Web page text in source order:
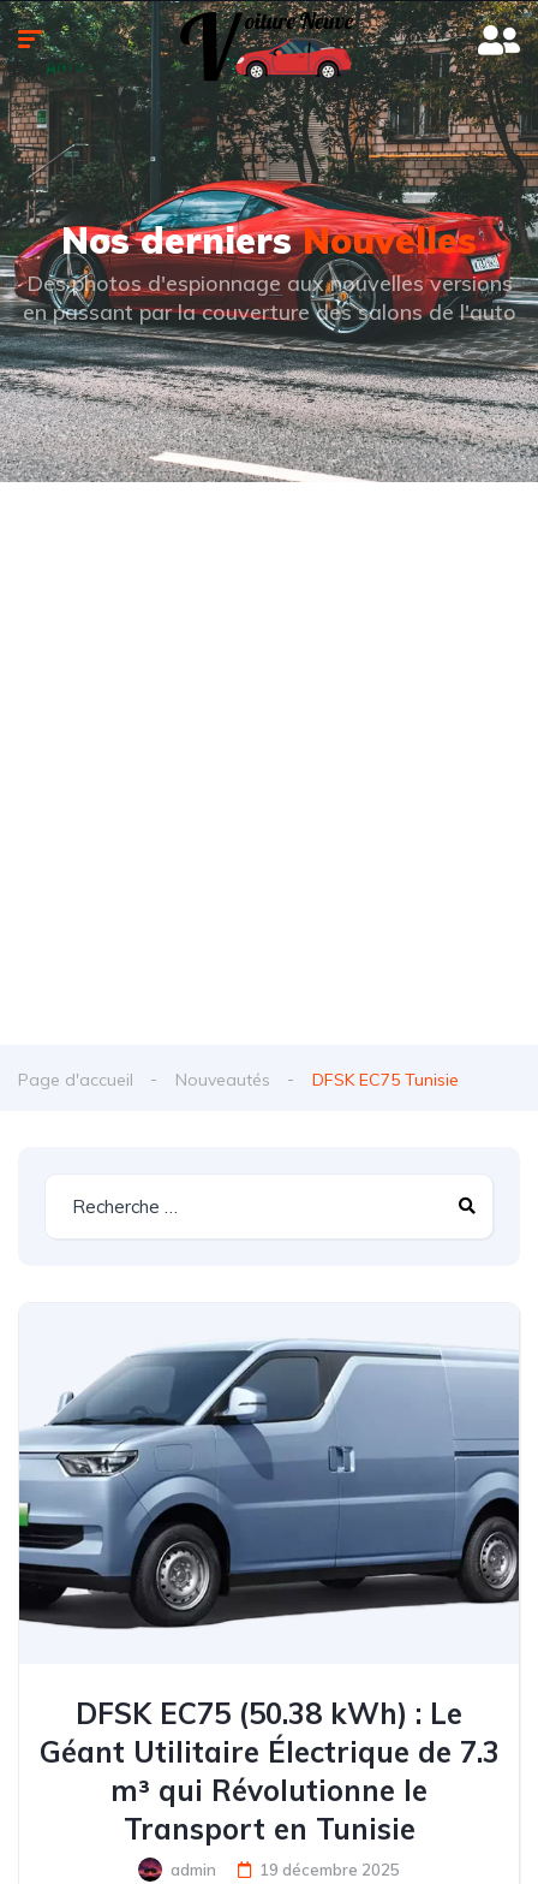
Nos derniersNouvelles
Des photos d'espionnage aux nouvelles versions
en passant par la couverture des salons de l'auto
Page d'accueil Nouveautés DFSK EC75 Tunisie
DFSK EC75 (50.38 kWh) : Le
Géant Utilitaire Électrique de 7.3
m³ qui Révolutionne le
Transport en Tunisie
admin 19 décembre 2025